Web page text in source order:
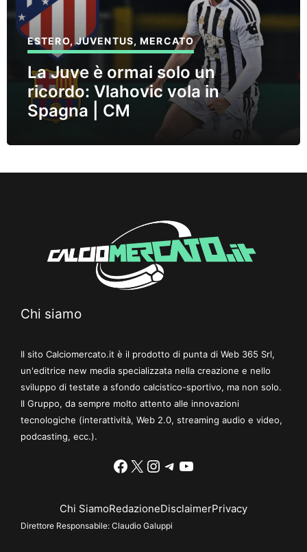
ESTERO, JUVENTUS,MERCATO
La Juve è ormai solo un
ricordo: Vlahovic vola in
Spagna | CM
Chi siamo
Il sito Calciomercato.it è il prodotto di punta di Web 365 Srl,
un'editrice new media specializzata nella creazione e nello
sviluppo di testate a sfondo calcistico-sportivo, ma non solo.
Il Gruppo, da sempre molto attento alle innovazioni
tecnologiche (interattività, Web 2.0, streaming audio e video,
podcasting, ecc.).
Facebook
X Instagram
Telegram
YouTube
Chi SiamoRedazioneDisclaimerPrivacy
Direttore Responsabile: Claudio Galuppi